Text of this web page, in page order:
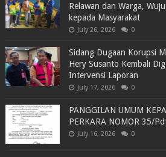
Relawan dan Warga,
kepada Masyarakat
July 26, 2026 0
Sidang Dugaan Korupsi
Hery Susanto Kembali
Intervensi Laporan
July 17, 2026 0
PANGGILAN UMUM
PERKARA NOMOR 35/
July 16, 2026 0